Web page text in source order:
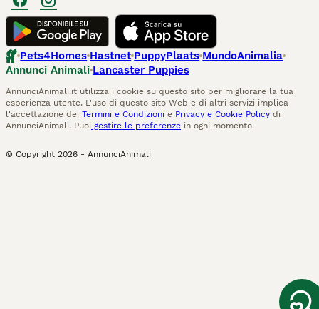
Pets4Homes Hastnet PuppyPlaats MundoAnimalia
Annunci Animali Lancaster Puppies
AnnunciAnimali.it utilizza i cookie su questo sito per migliorare la tua
esperienza utente. L'uso di questo sito Web e di altri servizi implica
l'accettazione dei Termini e Condizioni e Privacy e Cookie Policy di
AnnunciAnimali. Puoi gestire le preferenze in ogni momento.
© Copyright 2026 - AnnunciAnimali